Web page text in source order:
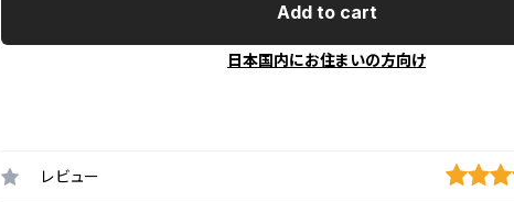
Add to cart
日本国内にお住まいの方向け
レビュー